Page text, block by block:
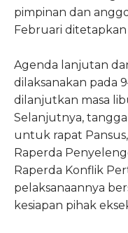
pimpinan dan
Februari
Agenda lanjutan
dilaksanakan pada
dilanjutkan masa
Selanjutnya,
untuk rapat
Raperda
Raperda Konflik
pelaksanaannya
kesiapan pihak